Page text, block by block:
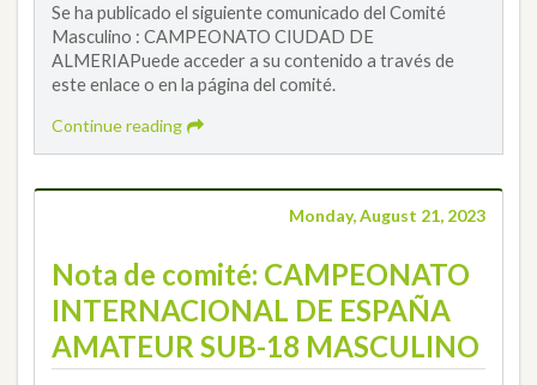
Se ha publicado el siguiente comunicado del Comité
Masculino : CAMPEONATO CIUDAD DE
ALMERIAPuede acceder a su contenido a través de
este enlace o en la página del comité.
Continue reading
Monday, August 21, 2023
Nota de comité: CAMPEONATO
INTERNACIONAL DE ESPAÑA
AMATEUR SUB-18 MASCULINO